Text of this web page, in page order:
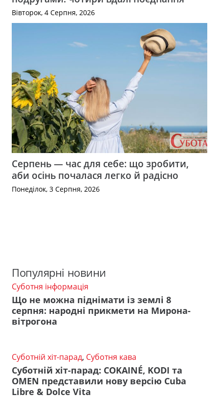
Вівторок, 4 Серпня, 2026
Серпень — час для себе: що зробити,
аби осінь почалася легко й радісно
Понеділок, 3 Серпня, 2026
Популярні новини
Суботня інформація
Що не можна піднімати із землі 8
серпня: народні прикмети на Мирона-
вітрогона
Суботній хіт-парад, Суботня кава
Суботній хіт-парад: COKAINÉ, KODI та
OMEN представили нову версію Cuba
Libre & Dolce Vita